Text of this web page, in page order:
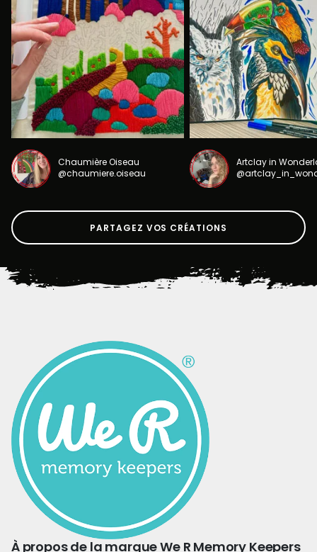
Chaumière Oiseau
@chaumiere.oiseau
Artclay in
PARTAGEZ VOS CRÉATIONS
À propos de la marque We R Memory Keepers